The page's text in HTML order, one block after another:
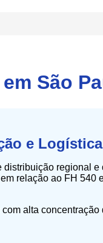
São
e
regional
relação ao FH
alta